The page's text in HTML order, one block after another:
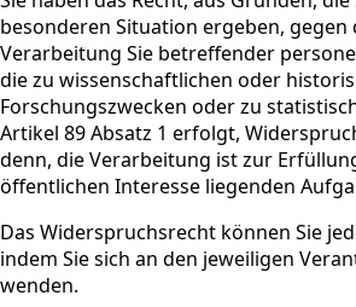
besonderen Situation ergeben, gegen
Verarbeitung Sie betreffender
die zu wissenschaftlichen oder
Forschungszwecken oder zu
Artikel 89 Absatz 1 erfolgt,
denn, die Verarbeitung ist zur
öffentlichen Interesse liegenden
Das Widerspruchsrecht können Sie
indem Sie sich an den jeweiligen
wenden.